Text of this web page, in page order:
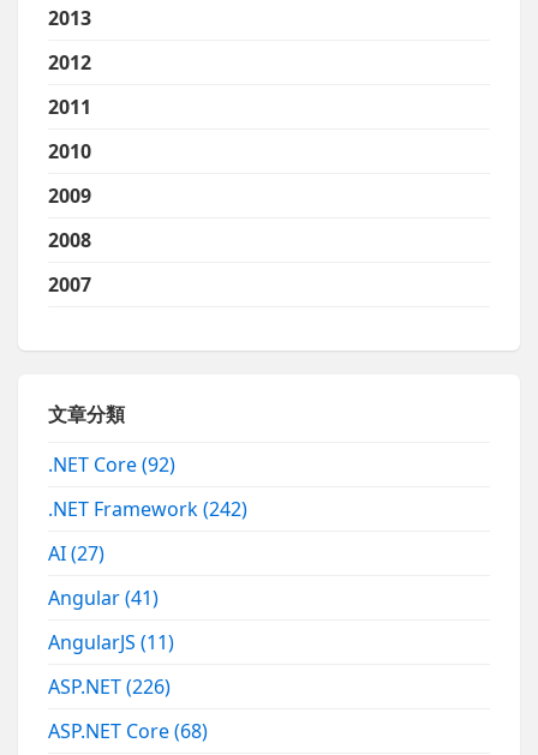
2013
2012
2011
2010
2009
2008
2007
文章分類
.NET Core(92)
.NET Framework(242)
AI(27)
Angular(41)
AngularJS(11)
ASP.NET(226)
ASP.NET Core(68)